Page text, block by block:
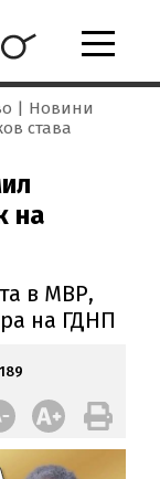
Новини
става
на
в МВР,
на ГДНП